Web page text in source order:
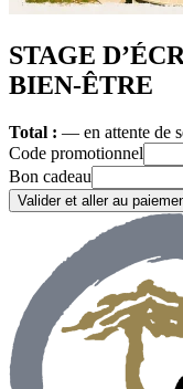
STAGE
BIEN-ÊTRE
Total : — en attente de
Code promotionnel
Bon cadeau
Valider et aller au